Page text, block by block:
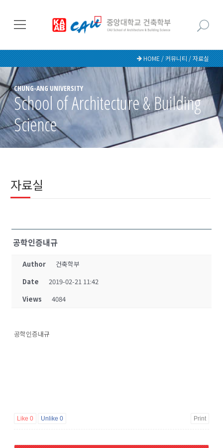
HOME / 커뮤니티 / 자료실
CHUNG-ANG UNIVERSITY
School of Architecture & Building
Science
자료실
공학인증내규
Author
건축학부
Date
2019-02-21 11:42
Views
4084
공학인증내규
Like 0 Unlike 0 Print